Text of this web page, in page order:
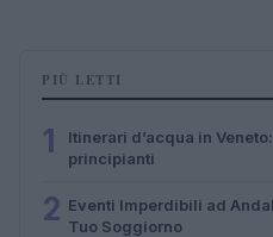
PIÙ LETTI
1
Itinerari d’acqua in
principianti
2 Eventi Imperdibili ad
Tuo Soggiorno